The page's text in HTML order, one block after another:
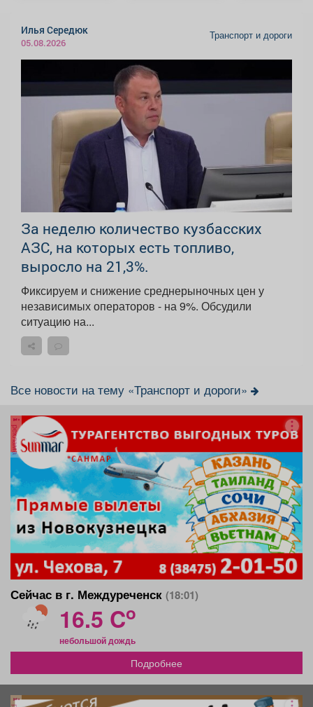
Илья Середюк
05.08.2026
Транспорт и дороги
За неделю количество кузбасских
АЗС, на которых есть топливо,
выросло на 21,3%.
Фиксируем и снижение среднерыночных цен у
независимых операторов - на 9%. Обсудили
ситуацию на...
Все новости на тему «Транспорт и дороги»
реклама
Сейчас в г. Междуреченск (18:01)
16.5 Co
небольшой дождь
Подробнее